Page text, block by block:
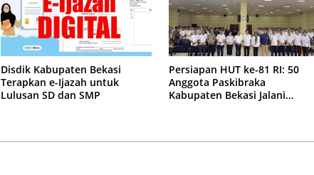
Disdik Kabupaten Bekasi
Terapkan e-Ijazah untuk
Lulusan SD dan SMP
Persiapan HUT ke-81 RI: 50
Anggota Paskibraka
Kabupaten Bekasi Jalani